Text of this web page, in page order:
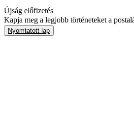
Újság előfizetés
Kapja meg a legjobb történeteket a
Nyomtatott lap